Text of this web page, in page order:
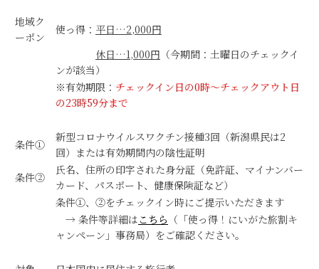
地域ク
ーポン
使っ得： 平日…2,000円
休日…1,000円 （今期間：土曜日のチェックイ
ンが該当）
※有効期限： チェックイン日の0時～チェックアウト日
の23時59分まで
条件①
新型コロナウイルスワクチン接種3回（新潟県民は2
回）または有効期間内の陰性証明
条件②
氏名、住所の印字された身分証（免許証、マイナンバー
カード、パスポート、健康保険証など）
条件①、②をチェックイン時にご提示いただきます
→ 条件等詳細は こちら （「使っ得！にいがた旅割キ
ャンペーン」事務局）をご確認ください。